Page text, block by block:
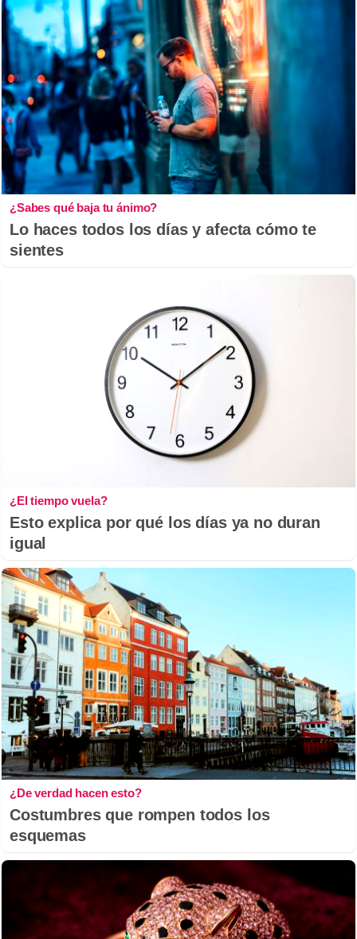
¿Sabes qué baja tu ánimo?
Lo haces todos los días y afecta cómo te
sientes
¿El tiempo vuela?
Esto explica por qué los días ya no duran
igual
¿De verdad hacen esto?
Costumbres que rompen todos los
esquemas